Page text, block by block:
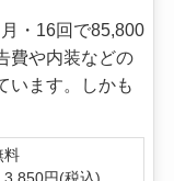
・16回で85,800
費や内装などの
います。しかも
料